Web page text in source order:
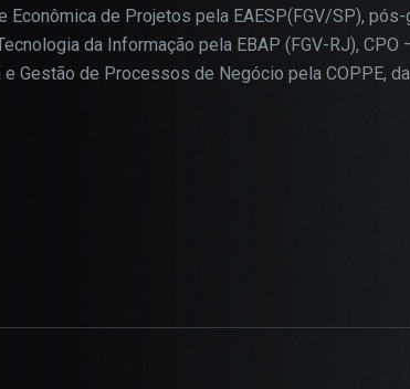
Econômica de Projetos pela EAESP(FGV/SP),
da Informação pela EBAP (FGV-RJ), CPO
Gestão de Processos de Negócio pela COPPE, da